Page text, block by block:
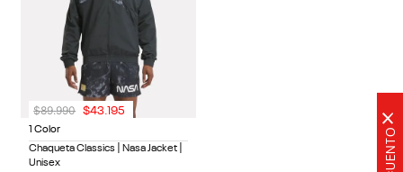
×
1 Color
Chaqueta Classics | Nasa Jacket |
Unisex
$89.990 $43 .195